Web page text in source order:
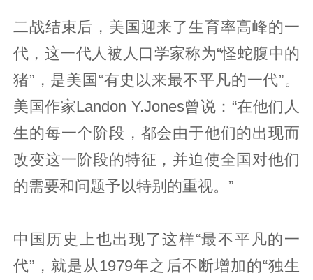
二战结束后，美国迎来了生育率高峰的一
代，这一代人被人口学家称为“怪蛇腹中的
猪”，是美国“有史以来最不平凡的一代”。
美国作家Landon Y.Jones曾说：“在他们人
生的每一个阶段，都会由于他们的出现而
改变这一阶段的特征，并迫使全国对他们
的需要和问题予以特别的重视。”
中国历史上也出现了这样“最不平凡的一
代”，就是从1979年之后不断增加的“独生